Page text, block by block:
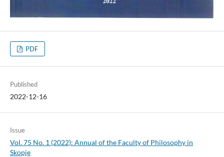
PDF
Published
2022-12-16
Issue
Vol. 75 No. 1 (2022): Annual of the Faculty of Philosophy in
Skopje